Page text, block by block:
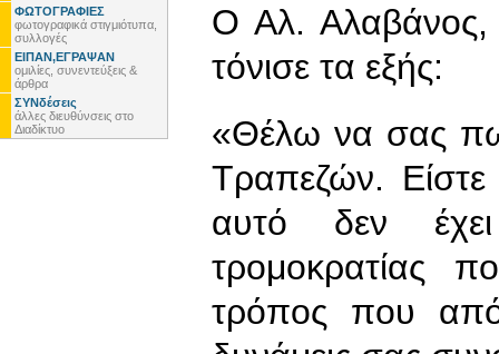
ΦΩΤΟΓΡΑΦΙΕΣ
φωτογραφικά στιγμιότυπα,
συλλογές
ΕΙΠΑΝ,ΕΓΡΑΨΑΝ
ομιλίες, συνεντεύξεις &
άρθρα
ΣΥΝδέσεις
άλλες διευθύνσεις στο
Διαδίκτυο
Ο Αλ. Αλαβάνος,
τόνισε τα εξής:
«Θέλω να σας
Τραπεζών.
αυτό δεν
τρομοκρατίας
τρόπος που